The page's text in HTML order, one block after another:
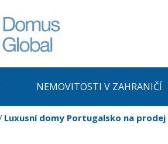
NEMOVITOSTI V ZAHRANIČÍ
Luxusní domy Portugalsko na prodej